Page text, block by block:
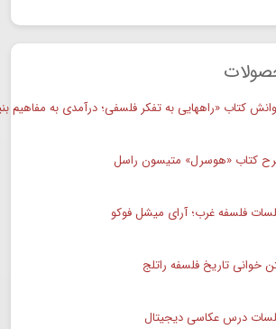
کتاب «راههایی به تفکر فلسفی؛ درآمدی به مفاهیم
کتاب «هوسرل» متیسون راسل
فلسفه غرب؛ آرای میشل فوکو
خوانی تاریخ فلسفه راتلج
درس عکاسی دیجیتال